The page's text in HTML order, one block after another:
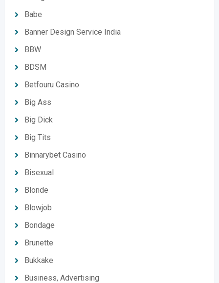
Babe
Banner Design Service India
BBW
BDSM
Betfouru Casino
Big Ass
Big Dick
Big Tits
Binnarybet Casino
Bisexual
Blonde
Blowjob
Bondage
Brunette
Bukkake
Business, Advertising